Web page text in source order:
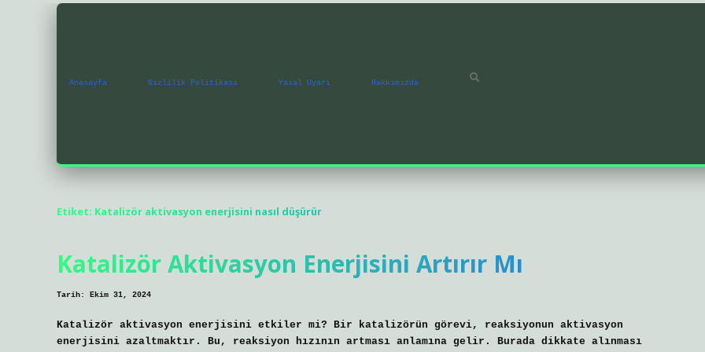
Anasayfa Gizlilik Politikası Yasal Uyarı Hakkımızda
Etiket: Katalizör aktivasyon enerjisini nasıl düşürür
Katalizör Aktivasyon Enerjisini Artırır Mı
Tarih: Ekim 31, 2024
Katalizör aktivasyon enerjisini etkiler mi? Bir katalizörün görevi, reaksiyonun aktivasyon
enerjisini azaltmaktır. Bu, reaksiyon hızının artması anlamına gelir. Burada dikkate alınması